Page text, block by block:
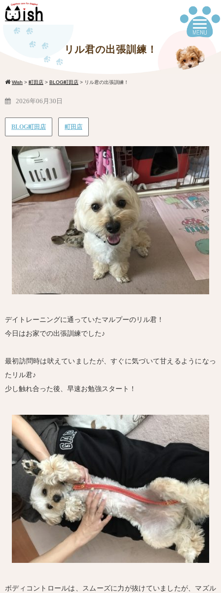
リル君の出張訓練！
Wish > 町田店 > BLOG町田店 > リル君の出張訓練！
2026年06月30日
BLOG町田店 町田店
デイトレーニングに通っていたマルプーのリル君！
今日はお家での出張訓練でした♪
最初訪問時は吠えていましたが、すぐに気づいて甘えるようになっ
たリル君♪
少し触れ合った後、早速お勉強スタート！
ボディコントロールは、スムーズに力が抜けていましたが、マズル